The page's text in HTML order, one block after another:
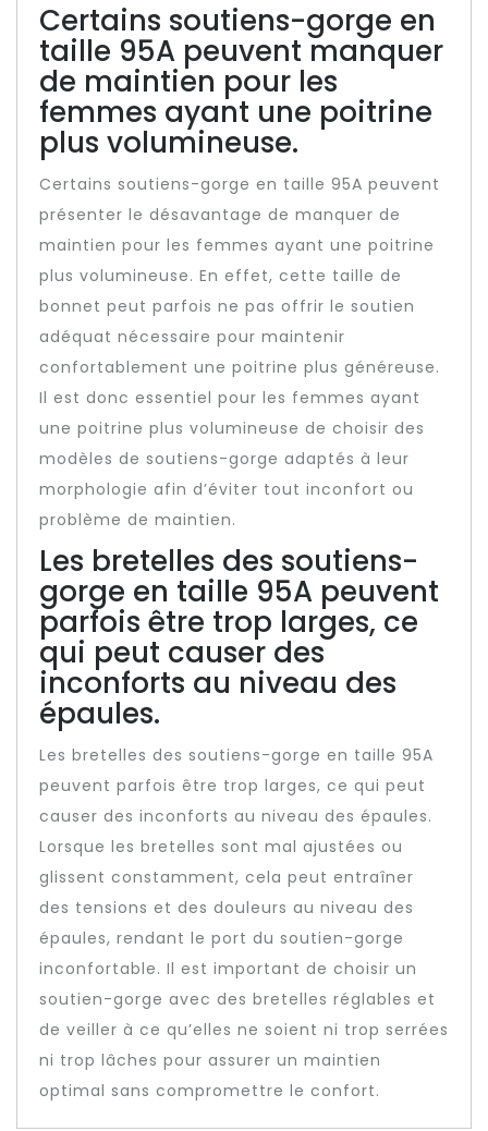
Certains soutiens-gorge en
taille 95A peuvent manquer
de maintien pour les
femmes ayant une poitrine
plus volumineuse.
Certains soutiens-gorge en taille 95A peuvent
présenter le désavantage de manquer de
maintien pour les femmes ayant une poitrine
plus volumineuse. En effet, cette taille de
bonnet peut parfois ne pas offrir le soutien
adéquat nécessaire pour maintenir
confortablement une poitrine plus généreuse.
Il est donc essentiel pour les femmes ayant
une poitrine plus volumineuse de choisir des
modèles de soutiens-gorge adaptés à leur
morphologie afin d’éviter tout inconfort ou
problème de maintien.
Les bretelles des soutiens-
gorge en taille 95A peuvent
parfois être trop larges, ce
qui peut causer des
inconforts au niveau des
épaules.
Les bretelles des soutiens-gorge en taille 95A
peuvent parfois être trop larges, ce qui peut
causer des inconforts au niveau des épaules.
Lorsque les bretelles sont mal ajustées ou
glissent constamment, cela peut entraîner
des tensions et des douleurs au niveau des
épaules, rendant le port du soutien-gorge
inconfortable. Il est important de choisir un
soutien-gorge avec des bretelles réglables et
de veiller à ce qu’elles ne soient ni trop serrées
ni trop lâches pour assurer un maintien
optimal sans compromettre le confort.